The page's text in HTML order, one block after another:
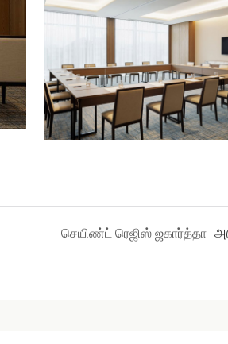
செயிண்ட் ரெஜிஸ் ஜகார்த்தா